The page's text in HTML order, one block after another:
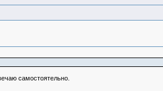
самостоятельно.